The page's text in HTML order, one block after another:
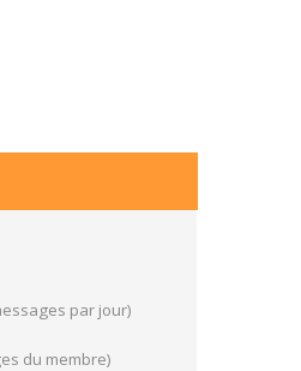
par jour)
du membre)